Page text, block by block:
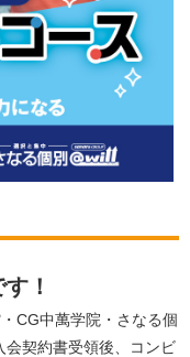
！
CG中萬学院・さなる個
会契約書受領後、コンビ